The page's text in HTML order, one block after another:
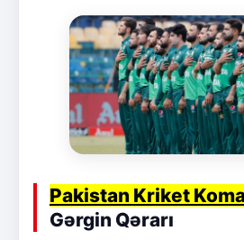
Pakistan Kriket
Gərgin Qərarı